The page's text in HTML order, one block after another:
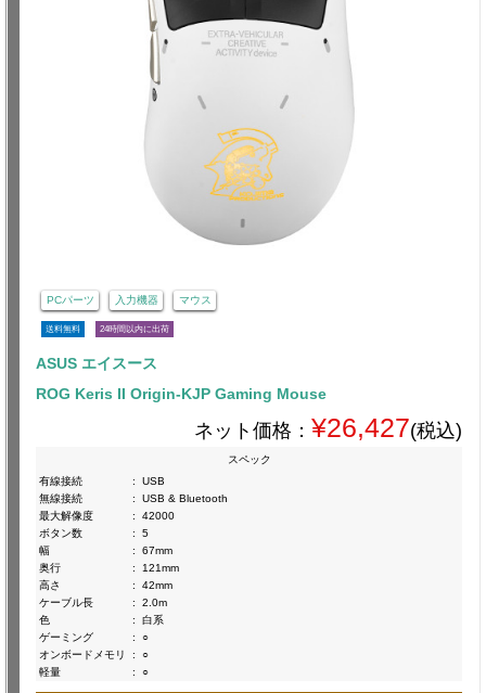
PCパーツ 入力機器 マウス
送料無料 24時間以内に出荷
ASUS エイスース
ROG Keris II Origin-KJP Gaming Mouse
ネット価格： ¥26,427(税込)
スペック
有線接続
:
USB
無線接続
:
USB & Bluetooth
最大解像度
:
42000
ボタン数
:
5
幅
:
67mm
奥行
:
121mm
高さ
:
42mm
ケーブル長
:
2.0m
色
:
白系
ゲーミング
:
○
オンボードメモリ
:
○
軽量
: ○